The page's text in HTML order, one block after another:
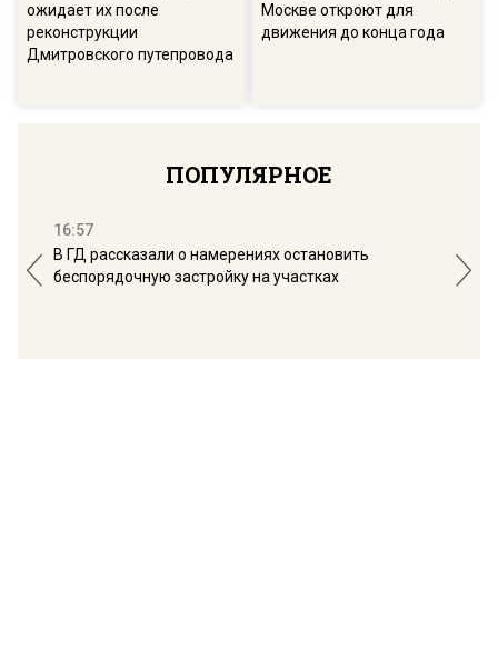
ожидает их после
реконструкции
Дмитровского путепровода
Москве откроют для
движения до конца года
ПОПУЛЯРНОЕ
16:57
В ГД рассказали о намерениях остановить
беспорядочную застройку на участках